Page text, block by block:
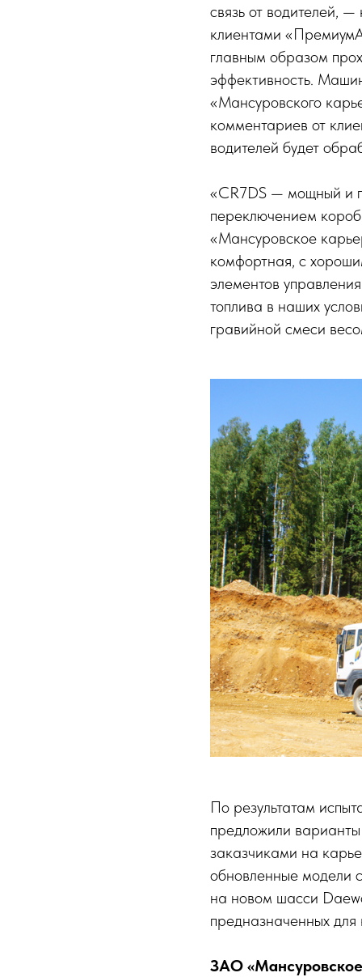
связь от водителей,
клиентами
главным образом
эффективность.
«Мансуровского
комментариев от
водителей будет
«CR7DS — мощный и
переключением
«Мансуровское
комфортная, с
элементов
топлива в наших
гравийной смеси
По результатам
предложили
заказчиками на
обновленные модели
на новом шасси
предназначенных
ЗАО